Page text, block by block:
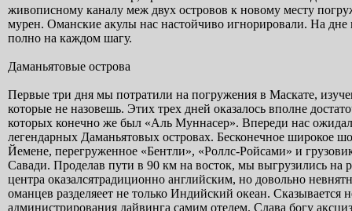
Даманьятовые острова
Первые три дня мы потратили на погружения в Маскате, изучение местных достопримечательностей, походы по магазинам, дешевыми которые не назовешь. Этих трех дней оказалось вполне достаточно для получения представления о прибрежном дайвинге, жемчужина которых конечно же был «Аль Муннасер». Впереди нас ожидалиновые приключения на самых необычных дайвсайтах Омана- легендарных Даманьятовых островах. Бесконечное широкое шоссе теряющееся где то в Арабских Эмиратах и начинающееся где то в Йемене, перегруженное «Бентли», «Роллс-Ройсами» и грузовиками, за час принесло нас от столицы страны на бескрайние пляжи Аль Савади. Проделав пути в 90 км на восток, мы выгрузились на репции отеля и первым делом поспешили в дайвинг-центр. Персонал центра оказалсятрадиционно английским, но довольно невнятно ориентирующийся в собственной работе. До Мальдивского «стаффа» оманцев разделяeет не только Индийский океан. Сказывается незагруженность клиентами и традиционное для Омана стремление администрирования дайвинга самим отелем. Cлава богу аксцизные марки на баллоны еще не клеят. Все решения принимаются с некоторым запозданием и после консультаций с какой то разукрашенной хиной местной бабой-ягой в чадре и на огромных коблуках«Gucci». Несмотря на то, что еще за месяц до нашего визита отель был завален письмами и списками нашей группы, наше появление стало сюрпризом для персонала. Интересно, кому приходили письма? Наверное этой бабе-яге или ее лешeму.Утром по славянски опоздав, мы проследовали на пластиковый бот о двух «Ямахах» по 115 арабских скакунов. Прoщай бензин. Слава богу в Омане в отличии от нашей дорогущей Беларусии на доллар можно купить 8 литров этой жижи. Взревели шустрые пропеллеры спаренных двигателей и катер устремилсяк заветным Даманьятовым островам, или как их называют неумеющие внимательно слушать дайверы, «диамантовые».Первый же остров был самым Западным и так же назывался. Огибаем на катере его с юга. Минут сорок морем и мы уже собрали свои комплекты «Seemann». У англичан извечные проблемы с вентилями DIN.Делаю шаг в прозрачнейшую зеленую воду. Пейзаж потрясающий. Отвесные стены острова пропастью уходят вниз. Солнце стоит в зените. Пара минут и вся группа в воде. На этот раз у нас оказался необычный для этих мест проводник из Шри Ланки, который оказался «полупроводником», поскольку потерялся уже на полпути. Договорились в какую сторону плывем и погрузились в Даманьятовую пучину. Отвесные, покрытые раскошными мягкими коралламиСтены очень быстро сменились песчаным дном. Первое время моя группа пыталась удержаться впереди нашего гида, усердно тормозившего с парочкой еле плетущихся немцев. Ну а поскольку против природы ласт Atomic Split Fin не попрешь, десяток взмахов и моя группа уходит вперед с набором высоты, поскольку на глубине 22 метров на этом рифе один песок, а на 15 красота, гроты и каньены. Желтых медовых мурен просто тьма. На них уже перестали обращать внимание, как на мальдивской Ланке на мант. Через пол-часа доходим до поворота Junn West Wall и начинается превосходное встречное течение, прибивающее к самому дну. Настоящее акулье место. Но на этот раз вместо акул встретили весьма приветливых черепах.Оглянулся- народ залег, с течением не справляется. «Не дoлго трымался юнак на дапросе» (Бел). Отрываемся от дна и словно из катапульты летим обратно, где всречаем отставшую группу немцев и нашего любимого гида. Обменялись сигналами и полетели дальше.Очень живописные сиреневые кораллы сменялись гротами и стаями желтых ворчунов. Видимость метров в 15. Вода 29С, но ниже 15 метров попадаешь в серьезный термоклин до 24C.После дайвинга, катер привез нас на обратную сторону острова в живописннейшую лагуну с отличчными твердыми грибовидными кораллами и очень теплой водой. После погружения мы выпили сока, перекусили фруктами, бутербродами и ванильными кексами. Питание в нашем новом дайвинг-центре оказалось на высоте. Прогулка на остров босиком закончилась безнадежной попыткой отмыть мятки от прилипшего мазута. Позагорав на песке по уши в теплой как молоко воде было наивысшим наслаждением.Через часик томного расслабления, мы снова залезли в успевшие высохнуть 3-мм костюмы, на который трохи подмерзнув в термоклине, я надел сверху предусмотрительно захваченную 5-мм дополнительную куртку.Отходим от главного острова немного восточнее и делаем погружение на рифеSira. Уже полдень и под водой значительно темнее, что не помешало нам ознакомиться с еще одной здоровенной тортиллой, обсолютно не реагирующей на наше присутствие рядом.Встретил крупных лобстеров, несколько приличных